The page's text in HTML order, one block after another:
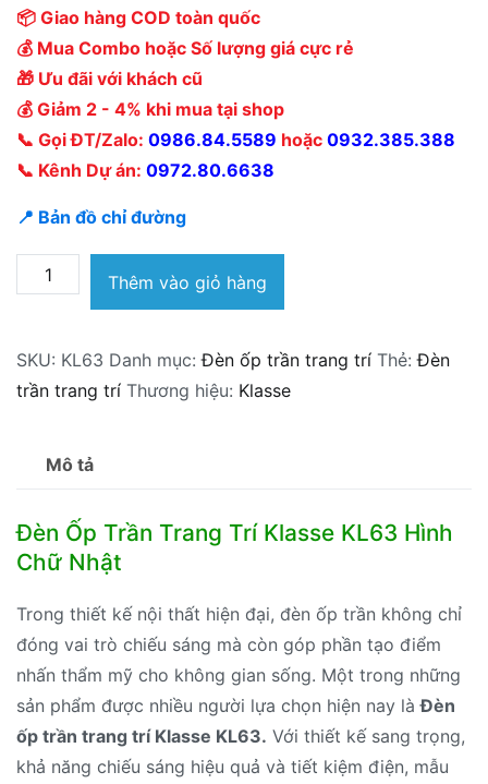
📦 Giao hàng COD toàn quốc
💰 Mua Combo hoặc Số lượng giá cực rẻ
🎁 Ưu đãi với khách cũ
💰 Giảm 2 - 4% khi mua tại shop
📞 Gọi ĐT/Zalo: 0986.84.5589 hoặc 0932.385.388
📞 Kênh Dự án: 0972.80.6638
📍 Bản đồ chỉ đường
Đèn
ốp
trang
trí
Thêm vào giỏ hàng
SKU: KL63 Danh mục:Đèn ốp trần trang trí Thẻ:Đèn
trần trang trí Thương hiệu: Klasse
Mô tả
Đèn Ốp Trần Trang Trí Klasse KL63 Hình
Chữ Nhật
Trong thiết kế nội thất hiện đại, đèn ốp trần không chỉ
đóng vai trò chiếu sáng mà còn góp phần tạo điểm
nhấn thẩm mỹ cho không gian sống. Một trong những
sản phẩm được nhiều người lựa chọn hiện nay làĐèn
ốp trần trang trí Klasse KL63. Với thiết kế sang trọng,
khả năng chiếu sáng hiệu quả và tiết kiệm điện, mẫu